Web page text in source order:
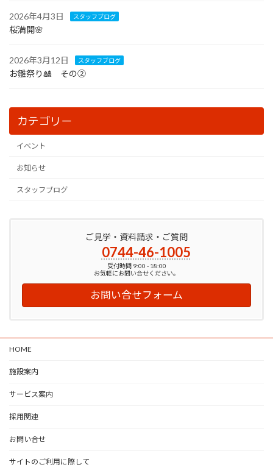
2026年4月3日 スタッフブログ
桜満開🌸
2026年3月12日 スタッフブログ
お雛祭り🎎 その②
カテゴリー
イベント
お知らせ
スタッフブログ
ご見学・資料請求・ご質問
0744-46-1005
受付時間 9:00 - 18:00
お気軽にお問い合せください。
お問い合せフォーム
HOME
施設案内
サービス案内
採用関連
お問い合せ
サイトのご利用に際して